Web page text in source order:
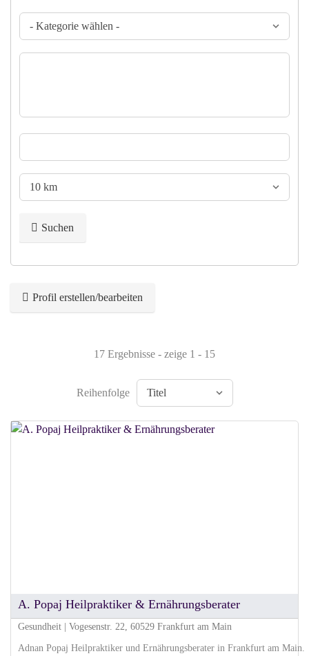
Suchen
Profil erstellen/bearbeiten
17 Ergebnisse - zeige 1 - 15
Reihenfolge
A. Popaj Heilpraktiker & Ernährungsberater
Gesundheit | Vogesenstr. 22, 60529 Frankfurt am Main
Adnan Popaj Heilpraktiker und Ernährungsberater in Frankfurt am Main.